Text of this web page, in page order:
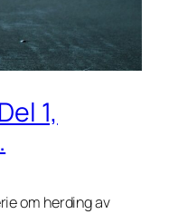
1,
om herding av